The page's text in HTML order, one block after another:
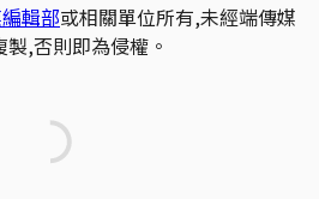
輯部或相關單位所有,未經端傳媒
,否則即為侵權。